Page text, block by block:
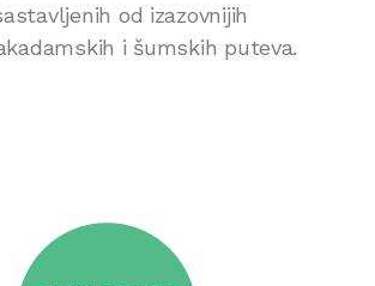
od izazovnijih
i šumskih puteva.